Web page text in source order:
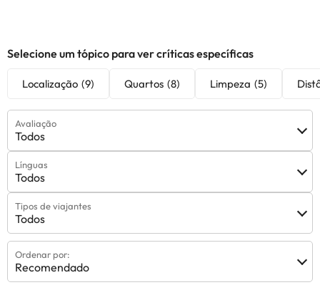
Selecione um tópico para ver críticas específicas
Localização (9) Quartos (8) Limpeza (5)
Avaliação
Todos
Línguas
Todos
Tipos de viajantes
Todos
Ordenar por:
Recomendado